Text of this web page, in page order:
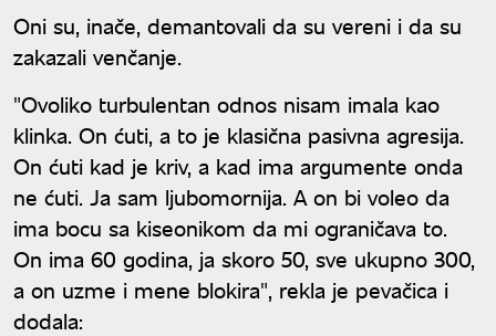
Oni su, inače, demantovali da su vereni i da su
zakazali venčanje.
"Ovoliko turbulentan odnos nisam imala kao
klinka. On ćuti, a to je klasična pasivna agresija.
On ćuti kad je kriv, a kad ima argumente onda
ne ćuti. Ja sam ljubomornija. A on bi voleo da
ima bocu sa kiseonikom da mi ograničava to.
On ima 60 godina, ja skoro 50, sve ukupno 300,
a on uzme i mene blokira", rekla je pevačica i
dodala: